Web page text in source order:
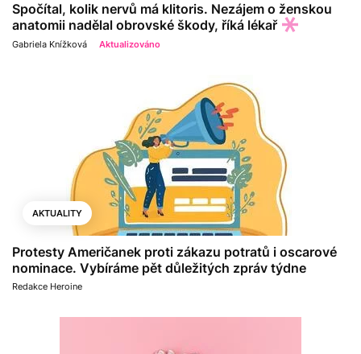
Spočítal, kolik nervů má klitoris. Nezájem o ženskou
anatomii nadělal obrovské škody, říká lékař
Gabriela Knížková Aktualizováno
AKTUALITY
Protesty Američanek proti zákazu potratů i oscarové
nominace. Vybíráme pět důležitých zpráv týdne
Redakce Heroine